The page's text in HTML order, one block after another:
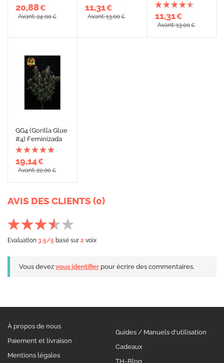
20,88€
Avant: 24,00€
11,31€
Avant: 13,00€ 11,31€
Avant: 13,00€
GG4 (Gorilla Glue
#4) Feminizada
19,14€
Avant: 22,00€
AVIS DES CLIENTS (0)
Evaluation 3.5/5 basé sur2 voix
Vous devez vous identifier pour écrire des commentaires.
À propos de nous
Paiement et livraison
Mentions légales
Guides / Manuels d'utilisation
Cadeaux
TH-Blog